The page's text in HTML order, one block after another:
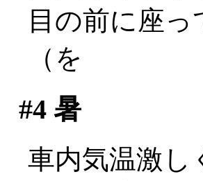
目の前に座
（を
#4暑
車内気温激し